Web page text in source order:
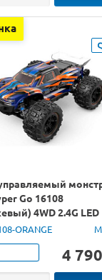
Go 16108
4WD 2.4G LED
ORANGE
4 790